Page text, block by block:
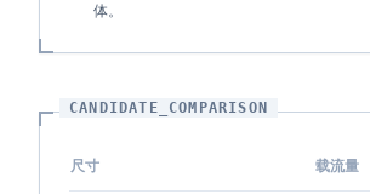
体。
CANDIDATE_COMPARISON
尺寸 载流量